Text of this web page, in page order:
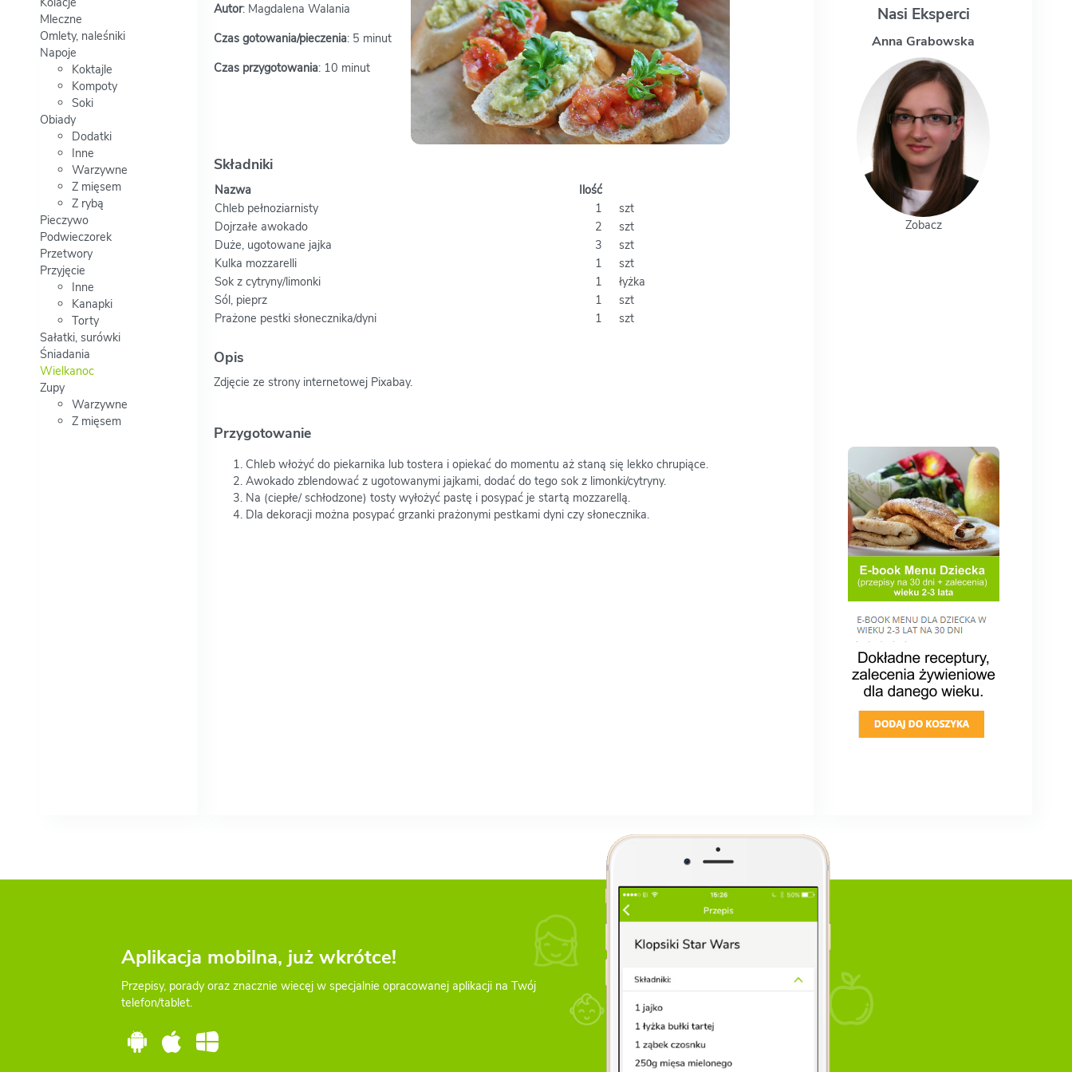
Autor: Magdalena Walania
Czas gotowania/pieczenia: 5 minut
Czas przygotowania: 10 minut
Składniki
Nazwa
Ilość
Chleb pełnoziarnisty
1
szt
Dojrzałe awokado
2
szt
Duże, ugotowane jajka
3
szt
Kulka mozzarelli
1
szt
Sok z cytryny/limonki
1
łyżka
Sól, pieprz
1
szt
Prażone pestki słonecznika/dyni
1 szt
Opis
Zdjęcie ze strony internetowej Pixabay.
Przygotowanie
Chleb włożyć do piekarnika lub tostera i opiekać do momentu aż staną się lekko chrupiące.
Awokado zblendować z ugotowanymi jajkami, dodać do tego sok z limonki/cytryny.
Na (ciepłe/ schłodzone) tosty wyłożyć pastę i posypać je startą mozzarellą.
Dla dekoracji można posypać grzanki prażonymi pestkami dyni czy słonecznika.
Mleczne
Omlety, naleśniki
Napoje
Koktajle
Kompoty
Soki
Obiady
Dodatki
Inne
Warzywne
Z mięsem
Z rybą
Pieczywo
Podwieczorek
Przetwory
Przyjęcie
Inne
Kanapki
Torty
Sałatki, surówki
Śniadania
Wielkanoc
Zupy
Warzywne
Z mięsem
Nasi Eksperci
Anna Grabowska
Zobacz
Aplikacja mobilna, już wkrótce!
Przepisy, porady oraz znacznie wiecęj w specjalnie opracowanej aplikacji na Twój
telefon/tablet.